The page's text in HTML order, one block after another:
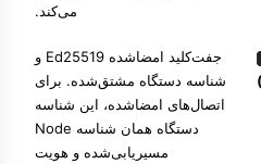
می‌کند.
(
جفت‌کلید امضاشده Ed25519 و
شناسه دستگاه مشتق‌شده. برای
اتصال‌های امضاشده، این شناسه
دستگاه همان شناسه Node
مسیریابی‌شده و هویت